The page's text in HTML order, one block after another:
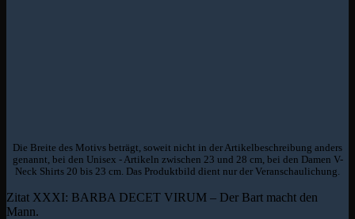
Die Breite des Motivs beträgt, soweit nicht in der Artikelbeschreibung anders
genannt, bei den Unisex - Artikeln zwischen 23 und 28 cm, bei den Damen V-
Neck Shirts 20 bis 23 cm. Das Produktbild dient nur der Veranschaulichung.
Zitat XXXI: BARBA DECET VIRUM – Der Bart macht den
Mann.